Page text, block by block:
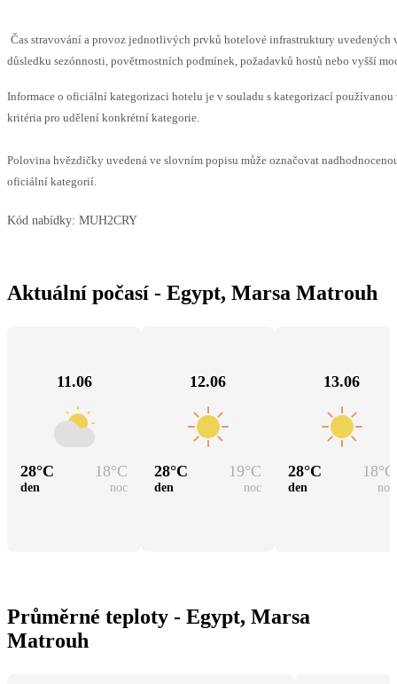
Čas stravování a provoz jednotlivých prvků hotelové infrastruktury uvedených
důsledku sezónnosti, povětrnostních podmínek, požadavků hostů nebo vyšší
Informace o oficiální kategorizaci hotelu je v souladu s kategorizací
kritéria pro udělení konkrétní kategorie.
Polovina hvězdičky uvedená ve slovním popisu může označovat
oficiální kategorií.
Kód nabídky: MUH2CRY
Aktuální počasí - Egypt, Marsa Matrouh
11.06
28°C 18°C
den noc
12.06
28°C 19°C
den noc
13.06
28°C 18°C
den noc
Průměrné teploty - Egypt, Marsa
Matrouh